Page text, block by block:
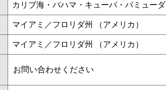
カリブ海・バハマ・キューバ・バミューダ
マイアミ／フロリダ州 （アメリカ）
マイアミ／フロリダ州 （アメリカ）
お問い合わせください